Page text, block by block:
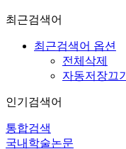
최근검색어
최근검색어 옵션
전체삭제
자동저장끄기
인기검색어
통합검색
국내학술논문